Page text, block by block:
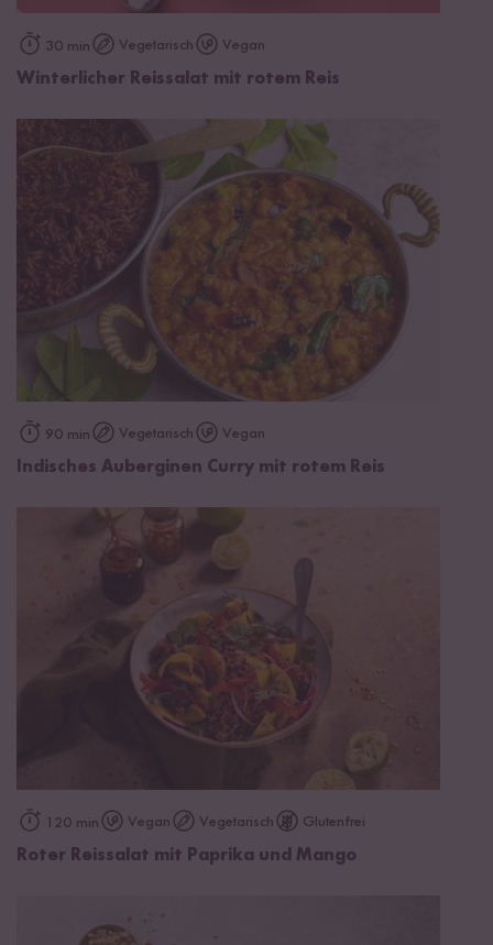
30 min Vegetarisch Vegan
Winterlicher Reissalat mit rotem Reis
90 min Vegetarisch Vegan
Indisches Auberginen Curry mit rotem Reis
120 min Vegan Vegetarisch Glutenfrei
Roter Reissalat mit Paprika und Mango